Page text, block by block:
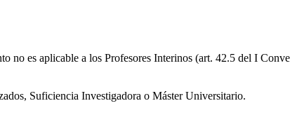
no es aplicable a los Profesores Interinos (art. 42.5 del I
Suficiencia Investigadora o Máster Universitario.